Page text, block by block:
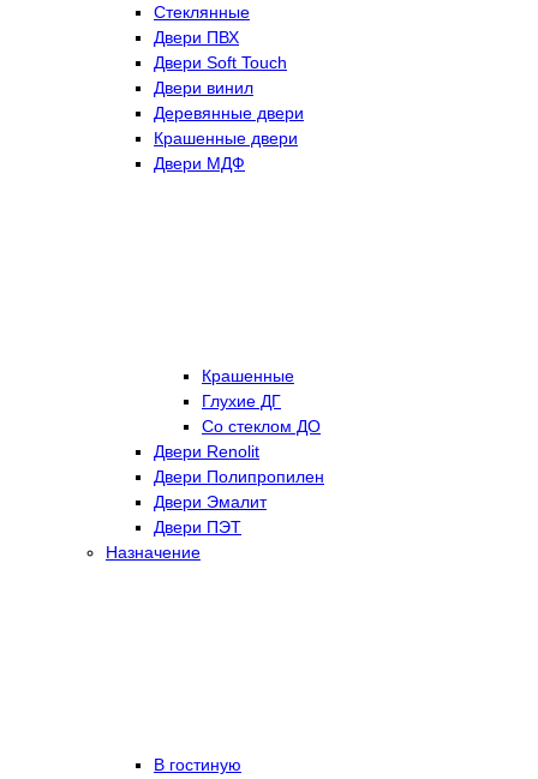
Стеклянные
Двери ПВХ
Двери Soft Touch
Двери винил
Деревянные двери
Крашенные двери
Двери МДФ
Крашенные
Глухие ДГ
Со стеклом ДО
Двери Renolit
Двери Полипропилен
Двери Эмалит
Двери ПЭТ
Назначение
В гостиную